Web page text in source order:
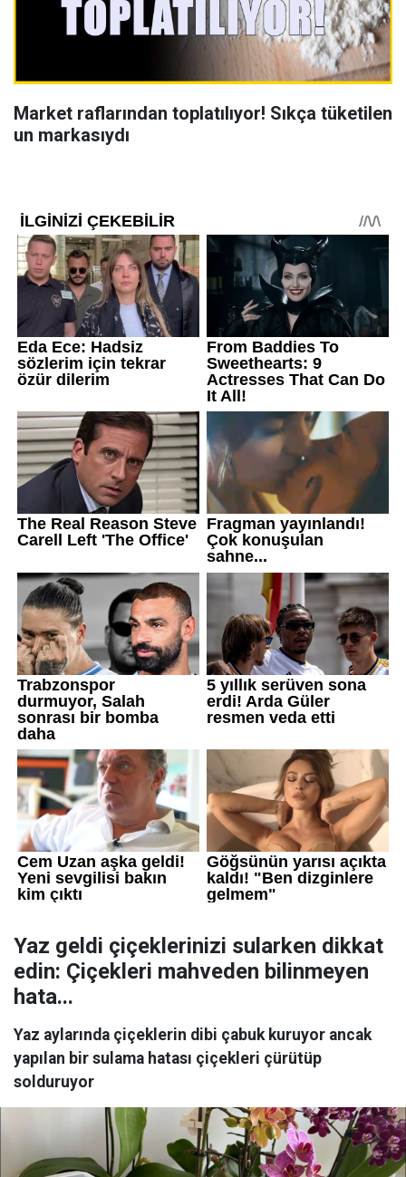
Market raflarından toplatılıyor! Sıkça tüketilen
un markasıydı
Yaz geldi çiçeklerinizi sularken dikkat
edin: Çiçekleri mahveden bilinmeyen
hata...
Yaz aylarında çiçeklerin dibi çabuk kuruyor ancak
yapılan bir sulama hatası çiçekleri çürütüp
solduruyor